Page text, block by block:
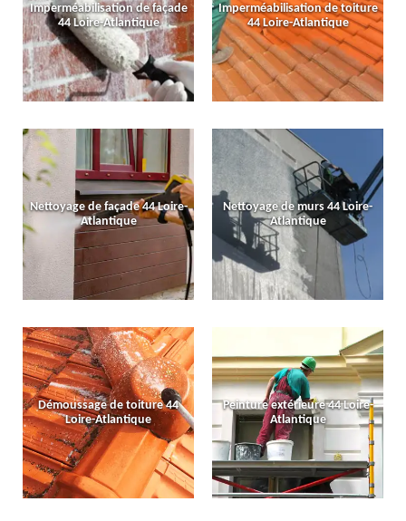
Imperméabilisation de façade
44 Loire-Atlantique
Imperméabilisation de toiture
44 Loire-Atlantique
Nettoyage de façade 44 Loire-
Atlantique
Nettoyage de murs 44 Loire-
Atlantique
Démoussage de toiture 44
Loire-Atlantique
Peinture extérieure 44 Loire-
Atlantique